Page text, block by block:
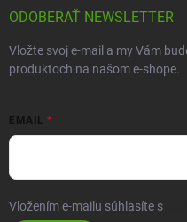
ODOBERAŤ NEWSLETTER
Vložte svoj e-mail a my Vám
produktoch na našom e-shope.
EMAIL
Vložením e-mailu súhlasíte s